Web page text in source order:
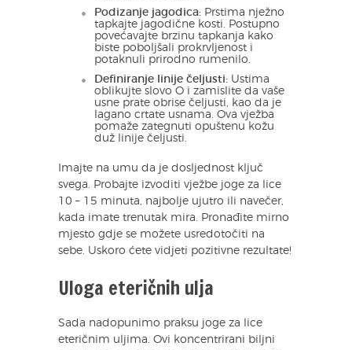
Podizanje jagodica: Prstima nježno
tapkajte jagodične kosti. Postupno
povećavajte brzinu tapkanja kako
biste poboljšali prokrvljenost i
potaknuli prirodno rumenilo.
Definiranje linije čeljusti: Ustima
oblikujte slovo O i zamislite da vaše
usne prate obrise čeljusti, kao da je
lagano crtate usnama. Ova vježba
pomaže zategnuti opuštenu kožu
duž linije čeljusti.
Imajte na umu da je dosljednost ključ
svega. Probajte izvoditi vježbe joge za lice
10 – 15 minuta, najbolje ujutro ili navečer,
kada imate trenutak mira. Pronađite mirno
mjesto gdje se možete usredotočiti na
sebe. Uskoro ćete vidjeti pozitivne rezultate!
Uloga eteričnih ulja
Sada nadopunimo praksu joge za lice
eteričnim uljima. Ovi koncentrirani biljni